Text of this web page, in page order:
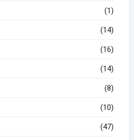
(1)
(14)
(16)
(14)
(8)
(10)
(47)